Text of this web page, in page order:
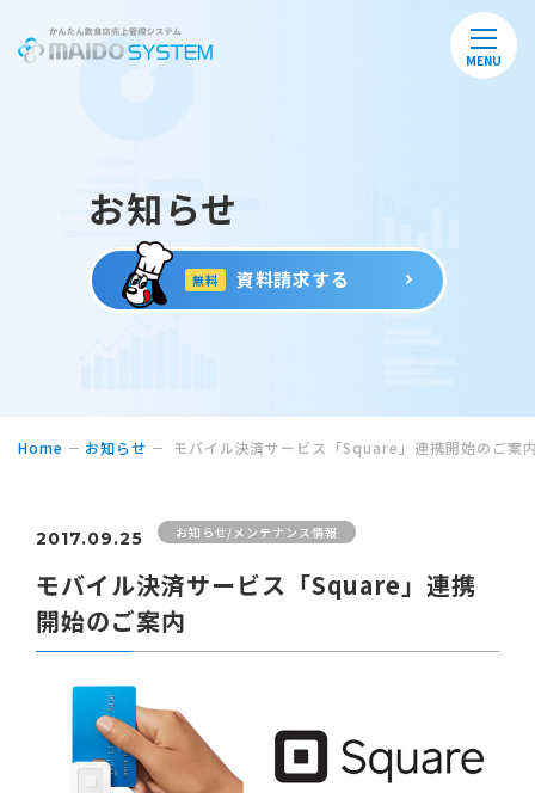
MENU
お知らせ
無料 資料請求する
Home お知らせ モバイル決済サービス「Square」連携開始のご案
2017.09.25 お知らせ/メンテナンス情報
モバイル決済サービス「Square」連携
開始のご案内